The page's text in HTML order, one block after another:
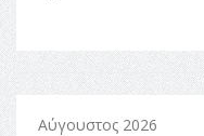
Αύγουστος 2026